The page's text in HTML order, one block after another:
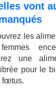
vont
les
une
pour le
fœtus.